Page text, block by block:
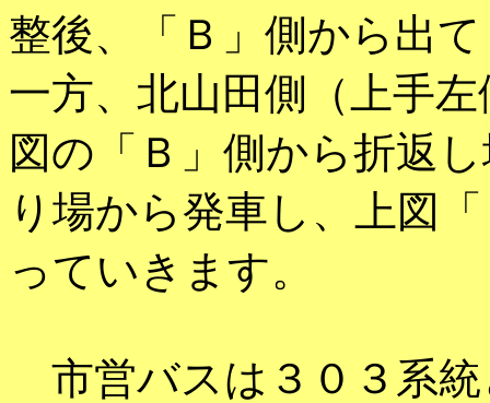
整後、「Ｂ」側から出
一方、北山田側（上手
図の「Ｂ」側から折返
り場から発車し、上図
っていきます。
市営バスは３０３系統